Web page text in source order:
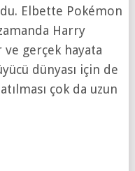
Elbette Pokémon
Harry
gerçek hayata
dünyası için de
çok da uzun